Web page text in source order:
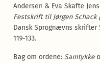
Andersen & Eva Skafte
Festskrift til Jørgen Schack
Dansk Sprognævns skrifter
119-133.
Bag om ordene: Samtykke